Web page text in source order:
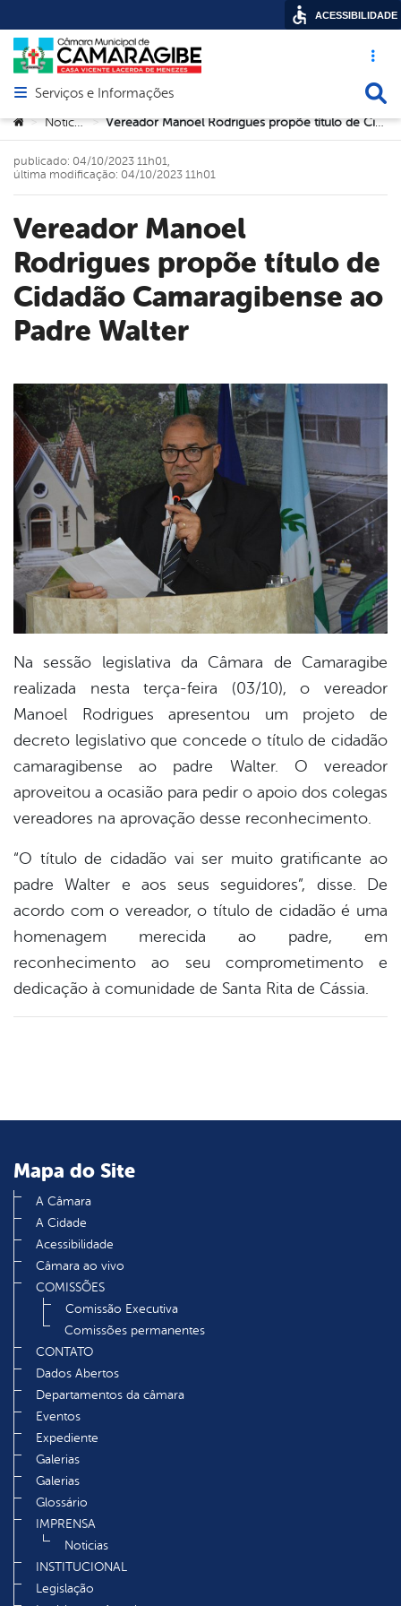
Acesso
Abrir menu principal de navegação
Serviços e Informações
Você está aqui:
> Noticias > Vereador Manoel Rodrigues propõe título de Cidadão Camaragibense ao Padre Walter
Vereador Manoel
Rodrigues propõe título de
Cidadão Camaragibense ao
Padre Walter
publicado: 04/10/2023 11h01,
última modificação: 04/10/2023 11h01
Na sessão legislativa da Câmara de Camaragibe
realizada nesta terça-feira (03/10), o vereador
Manoel Rodrigues apresentou um projeto de
decreto legislativo que concede o título de cidadão
camaragibense ao padre Walter. O vereador
aproveitou a ocasião para pedir o apoio dos colegas
vereadores na aprovação desse reconhecimento.
“O título de cidadão vai ser muito gratificante ao
padre Walter e aos seus seguidores”, disse. De
acordo com o vereador, o título de cidadão é uma
homenagem merecida ao padre, em
reconhecimento ao seu comprometimento e
dedicação à comunidade de Santa Rita de Cássia.
Mapa do Site
A Câmara
A Cidade
Acessibilidade
Câmara ao vivo
COMISSÕES
Comissão Executiva
Comissões permanentes
CONTATO
Dados Abertos
Departamentos da câmara
Eventos
Expediente
Galerias
Galerias
Glossário
IMPRENSA
Noticias
INSTITUCIONAL
Legislação
ACESSIBILIDADE